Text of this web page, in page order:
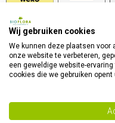
Wij gebruiken cookies
We kunnen deze plaatsen voor
onze website te verbeteren,
een geweldige website-
cookies die we gebruiken